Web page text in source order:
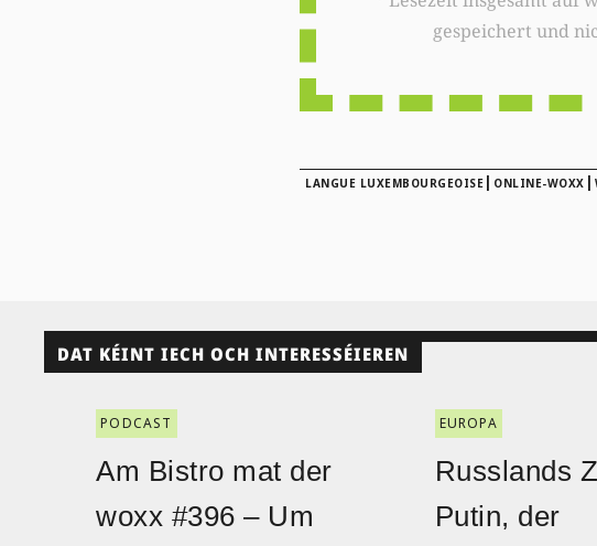
gespeichert und
LANGUE LUXEMBOURGEOISE | ONLINE-WOXX |
DAT KÉINT IECH OCH INTERESSÉIEREN
PODCAST
Am Bistro mat der
woxx #396 – Um
EUROPA
Russlands
Putin, der